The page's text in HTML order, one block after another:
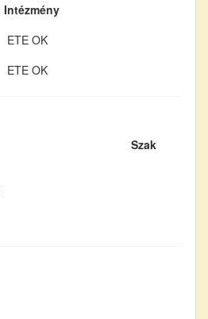
Intézmény
ETE OK
ETE OK
Szak